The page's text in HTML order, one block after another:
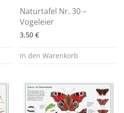
Naturtafel Nr. 30 –
Vogeleier
3,50 €
In den Warenkorb